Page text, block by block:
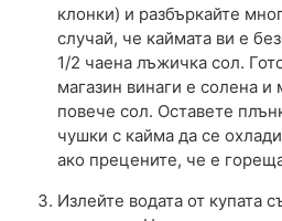
клонки) и разбъркайте
случай, че каймата ви е
1/2 чаена лъжичка сол.
магазин винаги е солена
повече сол. Оставете
чушки с кайма да се
ако прецените, че е
Излейте водата от купата